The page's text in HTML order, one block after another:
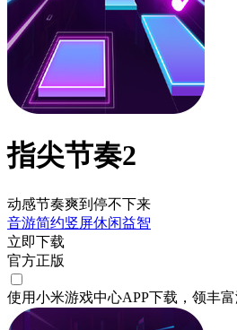
指尖节奏2
动感节奏爽到停不下来
音游简约竖屏休闲益智
立即下载
官方正版
使用小米游戏中心APP下载 ，领丰